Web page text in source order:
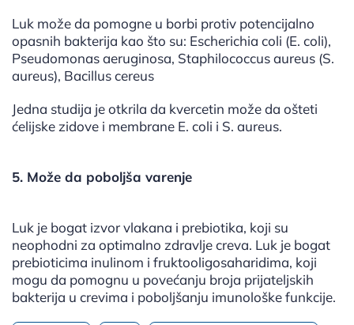
Luk može da pomogne u borbi protiv potencijalno
opasnih bakterija kao što su: Escherichia coli (E. coli),
Pseudomonas aeruginosa, Staphilococcus aureus (S.
aureus), Bacillus cereus
Jedna studija je otkrila da kvercetin može da ošteti
ćelijske zidove i membrane E. coli i S. aureus.
5. Može da poboljša varenje
Luk je bogat izvor vlakana i prebiotika, koji su
neophodni za optimalno zdravlje creva. Luk je bogat
prebioticima inulinom i fruktooligosaharidima, koji
mogu da pomognu u povećanju broja prijateljskih
bakterija u crevima i poboljšanju imunološke funkcije.